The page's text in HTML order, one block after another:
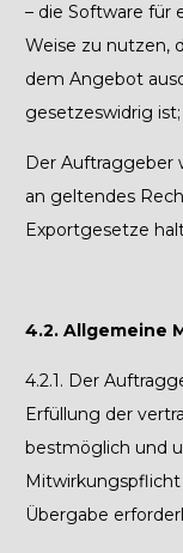
– die Software für
Weise zu nutzen,
dem Angebot
gesetzeswidrig ist;
Der Auftraggeber
an geltendes
Exportgesetze
4.2. Allgemeine
4.2.1. Der
Erfüllung der
bestmöglich und
Übergabe